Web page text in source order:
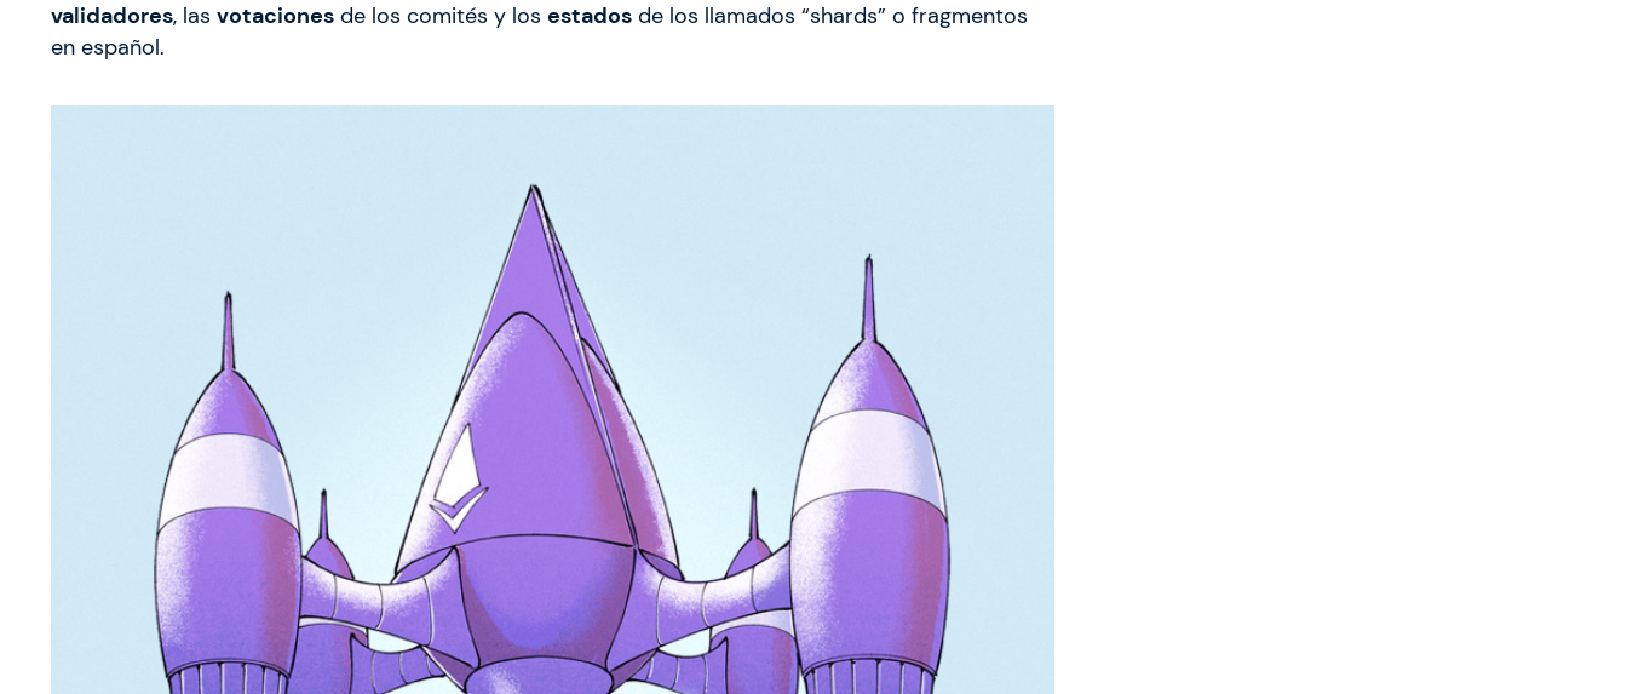
validadores, las votaciones de los comités y los estados de los llamados “shards” o fragmentos
en español.